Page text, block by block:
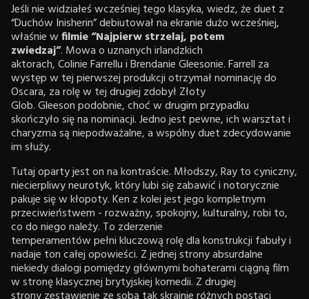
Jeśli nie widziałeś wcześniej tego klasyka, wiedz, że duet z
“Duchów Inisherin” debiutował na ekranie dużo wcześniej,
właśnie wfilmie “Najpierw strzelaj, potem
zwiedzaj”. Mowa o uznanych irlandzkich
aktorach, Colinie Farrellu i Brendanie Gleesonie. Farrell za
występ w tej pierwszej produkcji otrzymał nominację do
Oscara, za rolę w tej drugiej zdobył Złoty
Glob. Gleeson podobnie, choć w drugim przypadku
skończyło się na nominacji. Jedno jest pewne, ich warsztat i
charyzma są niepodważalne, a wspólny duet zdecydowanie
im służy.
Tutaj oparty jest on na kontraście. Młodszy, Ray to cyniczny,
niecierpliwy neurotyk, który lubi się zabawić i notorycznie
pakuje się w kłopoty. Ken z kolei jest jego kompletnym
przeciwieństwem - rozważny, spokojny, kulturalny, robi to,
co do niego należy. To zderzenie
temperamentów pełni kluczową rolę dla konstrukcji fabuły i
nadaje ton całej opowieści. Z jednej strony absurdalne
niekiedy dialogi pomiędzy głównymi bohaterami ciągną film
w stronę klasycznej brytyjskiej komedii. Z drugiej